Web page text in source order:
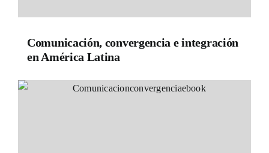
Comunicación, convergencia e integración
en América Latina